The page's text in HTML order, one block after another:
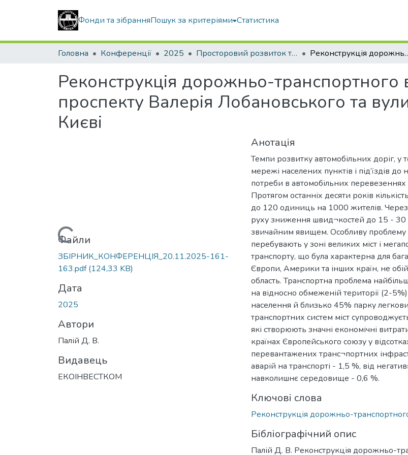
Фонди та зібранняПошук за критеріями Статистика
Головна Конференції 2025 Просторовий розвиток територій: Традиції та інновації Реконструкція дорожньо-транспортного вузла на
Реконструкція дорожньо-транспортного
проспекту Валерія Лобановського та
Києві
Вантажиться...
Файли
ЗБІРНИК_КОНФЕРЕНЦІЯ_20.11.2025-161-
163.pdf(124,33 KB)
Дата
2025
Автори
Палій Д. В.
Видавець
ЕКОІНВЕСТКОМ
Анотація
Темпи розвитку автомобільних доріг, у
мережі населених пунктів і під’їздів до
потреби в автомобільних перевезеннях і
Протягом останніх десяти років
до 120 одиниць на 1000 жителів. Через
руху зниження швид¬костей до 15 - 30
звичайним явищем. Особливу проблему
перебувають у зоні великих міст і
транспорту, що була характерна для
Європи, Америки та інших країн, не
область. Транспортна проблема
на відносно обмеженій території (2-
населення й близько 45% парку
транспортних систем міст
які створюють значні економічні
країнах Європейського союзу у
перевантажених транс¬портних
аварій на транспорті - 1,5 %, від
навколишнє середовище - 0,6 %.
Ключові слова
Реконструкція дорожньо-
Бібліографічний опис
Палій Д. В. Реконструкція дорожньо-